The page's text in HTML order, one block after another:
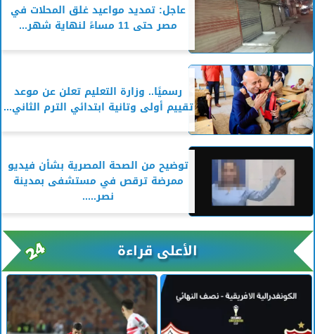
عاجل: تمديد مواعيد غلق المحلات في
مصر حتى 11 مساءً لنهاية شهر...
رسميًا.. وزارة التعليم تعلن عن موعد
تقييم أولى وتانية ابتدائي الترم الثاني...
توضيح من الصحة المصرية بشأن فيديو
ممرضة ترقص في مستشفى بمدينة
نصر.....
الأعلى قراءة